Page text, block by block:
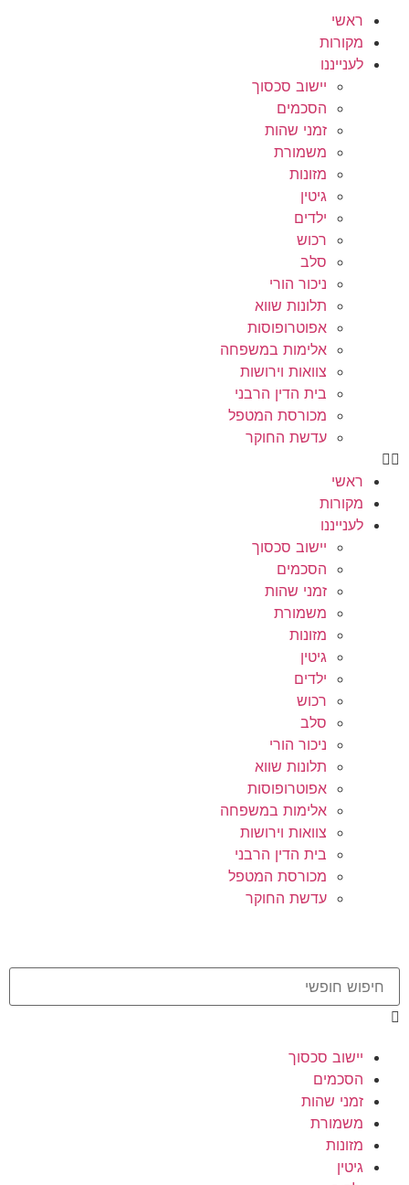
ראשי
מקורות
לענייננו
יישוב סכסוך
הסכמים
זמני שהות
משמורת
מזונות
גיטין
ילדים
רכוש
סלב
ניכור הורי
תלונות שווא
אפוטרופוסות
אלימות במשפחה
צוואות וירושות
בית הדין הרבני
מכורסת המטפל
עדשת החוקר
ראשי
מקורות
לענייננו
יישוב סכסוך
הסכמים
זמני שהות
משמורת
מזונות
גיטין
ילדים
רכוש
סלב
ניכור הורי
תלונות שווא
אפוטרופוסות
אלימות במשפחה
צוואות וירושות
בית הדין הרבני
מכורסת המטפל
עדשת החוקר
יישוב סכסוך
הסכמים
זמני שהות
משמורת
מזונות
גיטין